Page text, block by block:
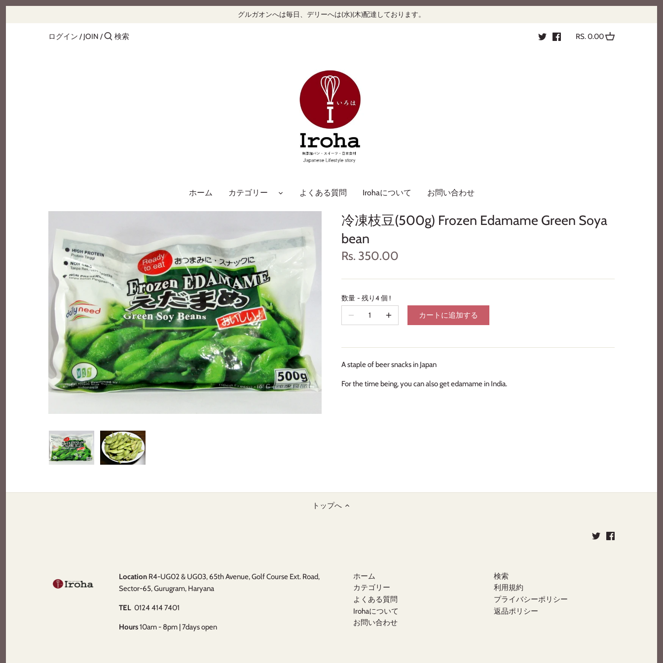
Skip
グルガオンへは毎日、デリーへは(水)(木)配達しております。
ログイン / JOIN / RS. 0.00
ホーム カテゴリー よくある質問 Irohaについて お問い合わせ
冷凍枝豆(500g) Frozen Edamame Green Soya
bean
Rs. 350.00
数量 残り4 個 !
カートに追加する
A staple of beer snacks in Japan
For the time being, you can also get edamame in India.
トップへ
LocationR4-UG02 & UG03, 65th Avenue, Golf Course Ext. Road,
Sector-65, Gurugram, Haryana
TEL0124 414 7401
Hours10am - 8pm | 7days open
ホーム
カテゴリー
よくある質問
Irohaについて
お問い合わせ
検索
利用規約
プライバシーポリシー
返品ポリシー